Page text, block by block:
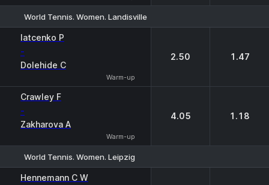
World Tennis. Women. Landisville
Iatcenko P
-
Dolehide C
Warm-up
2.50 1.47
Crawley F
-
Zakharova A
Warm-up
4.05 1.18
World Tennis. Women. Leipzig
Hennemann C W